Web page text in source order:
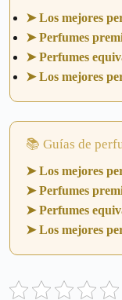
➤ Los mejores
➤ Perfumes
➤ Perfumes
➤ Los mejores
📚 Guías de
➤ Los mejores
➤ Perfumes
➤ Perfumes
➤ Los mejores